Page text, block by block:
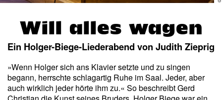
Will alles wagen
Ein Holger-Biege-Liederabend von Judith Zieprig
»Wenn Holger sich ans Klavier setzte und zu singen
begann, herrschte schlagartig Ruhe im Saal. Jeder, aber
auch wirklich jeder hörte ihm zu.« So beschreibt Gerd